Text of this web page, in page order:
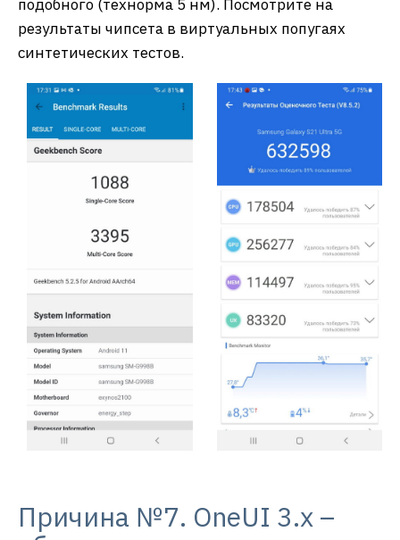
подобного (технорма 5 нм). Посмотрите на
результаты чипсета в виртуальных попугаях
синтетических тестов.
Причина №7. OneUI 3.x –